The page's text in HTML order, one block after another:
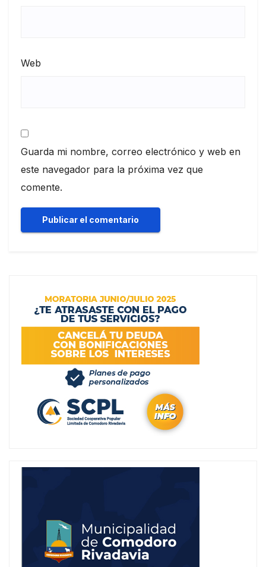
Web
Guarda mi nombre, correo electrónico y web en
este navegador para la próxima vez que
comente.